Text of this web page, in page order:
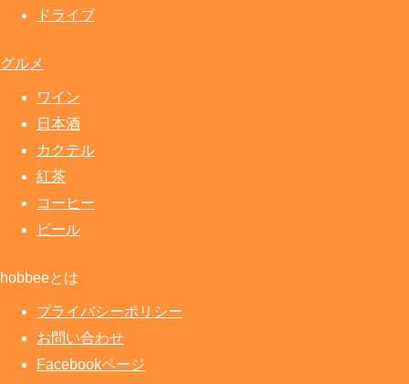
ドライブ
グルメ
ワイン
日本酒
カクテル
紅茶
コーヒー
ビール
hobbeeとは
プライバシーポリシー
お問い合わせ
Facebookページ